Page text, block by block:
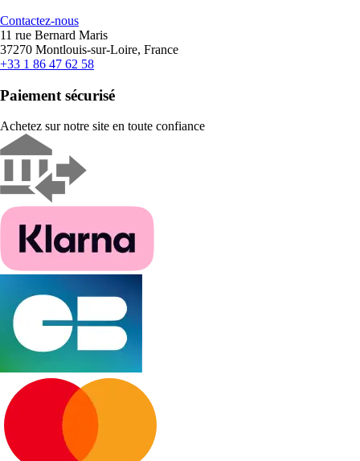
Contactez-nous
11 rue Bernard Maris
37270 Montlouis-sur-Loire, France
+33 1 86 47 62 58
Paiement sécurisé
Achetez sur notre site en toute confiance